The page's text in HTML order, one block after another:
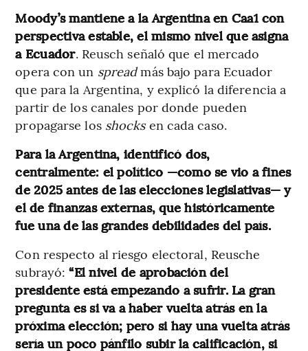
Moody’s mantiene a la Argentina en Caa1 con
perspectiva estable, el mismo nivel que asigna
a Ecuador. Reusch señaló que el mercado
opera con un spreadmás bajo para Ecuador
que para la Argentina, y explicó la diferencia a
partir de los canales por donde pueden
propagarse los shocks en cada caso.
Para la Argentina, identificó dos,
centralmente: el político —como se vio a fines
de 2025 antes de las elecciones legislativas— y
el de finanzas externas, que históricamente
fue una de las grandes debilidades del país.
Con respecto al riesgo electoral, Reusche
subrayó: “El nivel de aprobación del
presidente está empezando a sufrir. La gran
pregunta es si va a haber vuelta atrás en la
próxima elección; pero si hay una vuelta atrás
sería un poco pánfilo subir la calificación, si